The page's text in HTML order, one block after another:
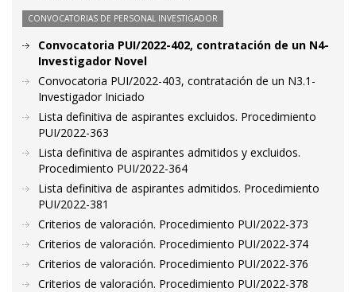
CONVOCATORIAS DE PERSONAL INVESTIGADOR
Convocatoria PUI/2022-402, contratación de un N4-
Investigador Novel
Convocatoria PUI/2022-403, contratación de un N3.1-
Investigador Iniciado
Lista definitiva de aspirantes excluidos. Procedimiento
PUI/2022-363
Lista definitiva de aspirantes admitidos y excluidos.
Procedimiento PUI/2022-364
Lista definitiva de aspirantes admitidos. Procedimiento
PUI/2022-381
Criterios de valoración. Procedimiento PUI/2022-373
Criterios de valoración. Procedimiento PUI/2022-374
Criterios de valoración. Procedimiento PUI/2022-376
Criterios de valoración. Procedimiento PUI/2022-378